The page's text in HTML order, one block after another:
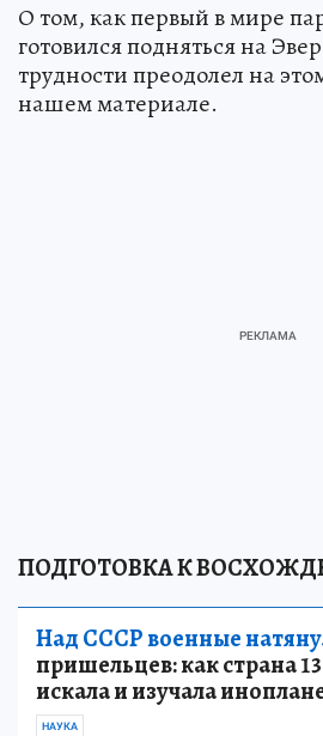
О том, как первый в мире
готовился подняться на
трудности преодолел на
нашем материале.
ПОДГОТОВКА К
Над СССР военные
пришельцев: как страна
искала и изучала
НАУКА